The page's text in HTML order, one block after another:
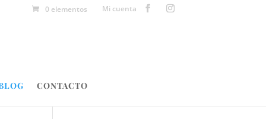
Mi cuenta
0 elementos
CONTACTO